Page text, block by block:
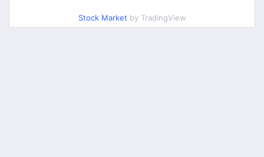
Stock Market by TradingView